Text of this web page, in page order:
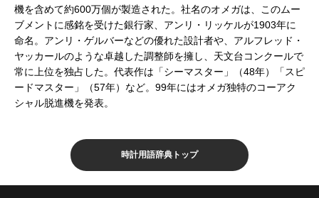
機を含めて約600万個が製造された。社名のオメガは、このムー
ブメントに感銘を受けた銀行家、アンリ・リッケルが1903年に
命名。アンリ・ゲルバーなどの優れた設計者や、アルフレッド・
ヤッカールのような卓越した調整師を擁し、天文台コンクールで
常に上位を独占した。代表作は「シーマスター」（48年）「スピ
ードマスター」（57年）など。99年にはオメガ独特のコーアク
シャル脱進機を発表。
時計用語辞典トップ